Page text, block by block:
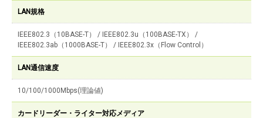
LAN規格
IEEE802.3（10BASE-T） / IEEE802.3u（100BASE-TX） /
IEEE802.3ab（1000BASE-T） / IEEE802.3x（Flow Control）
LAN通信速度
10/100/1000Mbps(理論値)
カードリーダー・ライター対応メディア